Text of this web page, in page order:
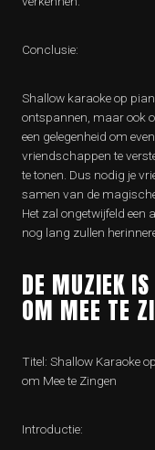
Conclusie:
Shallow karaoke op
ontspannen, maar ook
een gelegenheid om
vriendschappen te
te tonen. Dus nodig je
samen van de
Het zal ongetwijfeld een
nog lang zullen
DE MUZIEK
OM MEE TE
Titel: Shallow Karaoke
om Mee te Zingen
Introductie: